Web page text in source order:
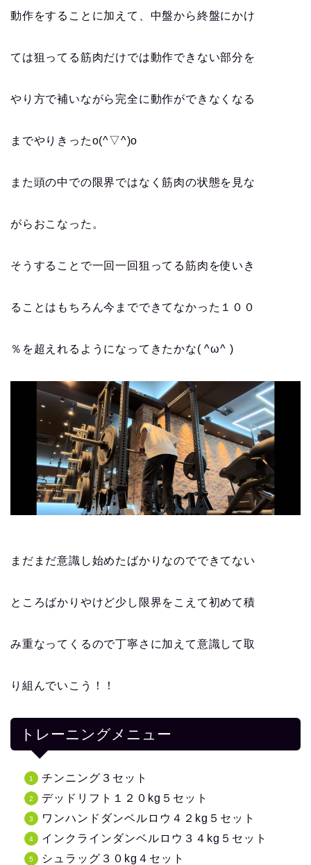
動作をすることに加えて、中盤から終盤にかけ
ては狙ってる筋肉だけでは動作できない部分を
やり方で補いながら完全に動作ができなくなる
までやりきったo(^▽^)o
また頭の中での限界ではなく筋肉の状態を見な
がらおこなった。
そうすることで一回一回狙ってる筋肉を使いき
ることはもちろん今までできてなかった１００
％を超えれるようになってきたかな( ^ω^ )
まだまだ意識し始めたばかりなのでできてない
ところばかりやけど少し限界をこえて初めて積
み重なってくるので丁寧さに加えて意識して取
り組んでいこう！！
トレーニングメニュー
チンニング３セット
デッドリフト１２０kg５セット
ワンハンドダンベルロウ４２kg５セット
インクラインダンベルロウ３４kg５セット
シュラッグ３０kg４セット